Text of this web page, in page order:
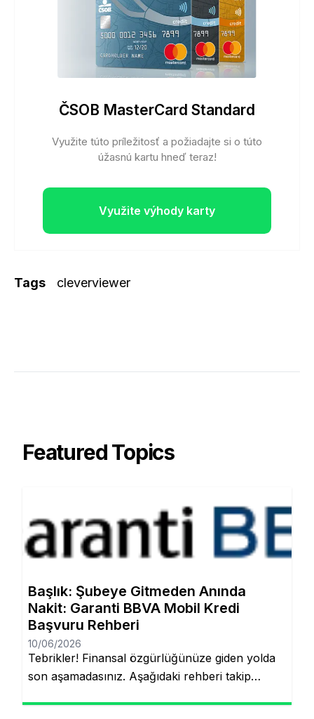
ČSOB MasterCard Standard
Využite túto príležitosť a požiadajte si o túto
úžasnú kartu hneď teraz!
Využite výhody karty
Tags cleverviewer
Featured Topics
Başlık: Şubeye Gitmeden Anında
Nakit: Garanti BBVA Mobil Kredi
Başvuru Rehberi
10/06/2026
Tebrikler! Finansal özgürlüğünüze giden yolda
son aşamadasınız. Aşağıdaki rehberi takip